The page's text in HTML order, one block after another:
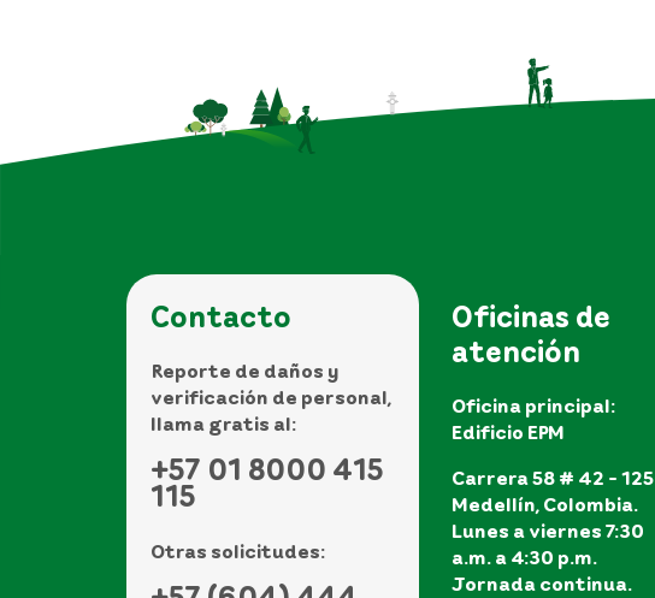
Contacto
Reporte de daños y
verificación de personal,
llama gratis al:
+57 01 8000 415
115
Otras solicitudes:
Oficinas de
atención
Oficina principal:
Edificio EPM
Carrera 58 # 42 - 125
Medellín, Colombia.
Lunes a viernes 7:30
a.m. a 4:30 p.m.
Jornada continua.